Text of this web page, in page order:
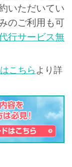
いただいてい
のご利用も可
行サービス無
こちら より詳